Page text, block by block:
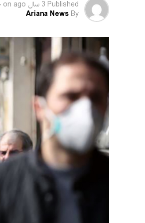
جنوری ۲۰۲۱ بود، به بیش از۳۵۰۰ نفر در ۲۴ اپریل ۲۰۲۳ کاهش یافته است.
توصیه کرد که به وضعیت
زیاد اعلام می‌کنم که کووید-۱۹ به عنوان یک وضعیت اضطراری صحی جهانی پایان
او همچنین افزود: «این
معلومات اتخاذ شد.»
با این حال، آقای
که وضعیت اضطراری
Published 3 سال ago on
By
Ariana News